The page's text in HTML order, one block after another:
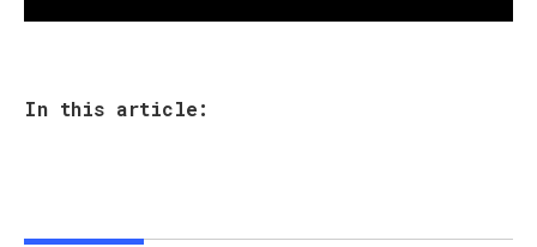
In this article: